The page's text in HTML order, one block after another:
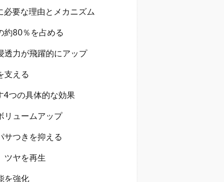
必要な理由とメカニズム
約80％を占める
透力が飛躍的にアップ
支える
4つの具体的な効果
リュームアップ
サつきを抑える
ツヤを再生
を強化